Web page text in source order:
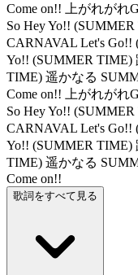
Come on!! 上がれがれ
So Hey Yo!!
CARNAVAL Let's Go!!
Yo!! (SUMMER TIME)
TIME) 遥かなる
Come on!! 上がれがれ
So Hey Yo!!
CARNAVAL Let's Go!!
Yo!! (SUMMER TIME)
TIME) 遥かなる
Come on!!
歌詞をすべて見る